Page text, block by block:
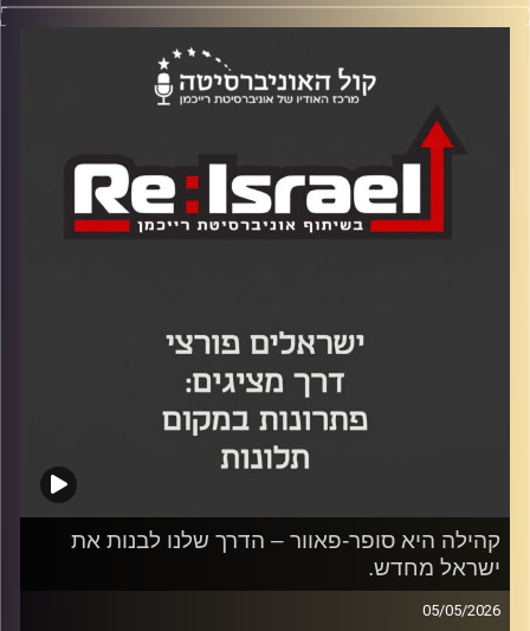
יוסי מערבי ומעין שניר משוחחים עם היזם והמשקיע יובל טל
והצורך בשרטוט מפת הזדמנויות חדשה לחברה הישראלית.
מתוך ניסיונו כיזם סדרתי ומשקיע, טל מציע פתרון מפתיע
החדש שמאפשר לכל אחד להפוך רעיון למוצר טכנולוגי גם
ללא שום ידע בתכנות, על החשיבות למנף את היתרון היחסי
שלכם במקום לפחד מהשינוי, ועל הקריאה להפסיק לחכות
קהילה היא סופר-פאוור – הדרך שלנו לבנות את
ישראל מחדש.
05/05/2026